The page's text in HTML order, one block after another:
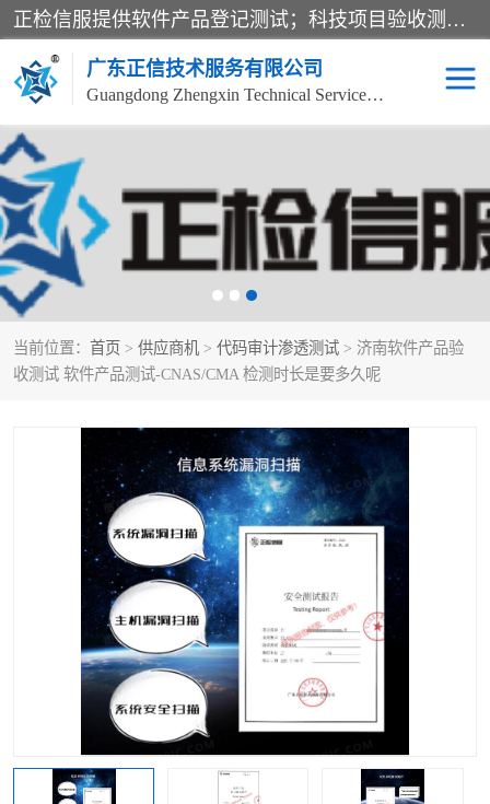
正检信服提供软件产品登记测试；科技项目验收测试；产品确认测试；功能测试；性能测试；安全测试；代码审计测试；漏洞扫描测试；渗透测试；风险评估测试；信息安全等级保护测评；双软认定；实验室建设质量体系建设；软件着作权、软件评测等服务。
广东正信技术服务有限公司
Guangdong Zhengxin Technical Service Co., Ltd
当前位置： 首页 > 供应商机 > 代码审计渗透测试 > 济南软件产品验
收测试 软件产品测试-CNAS/CMA 检测时长是要多久呢
电子政务验收测评 数字信息化验收测评
应用软件系统测试 信息系统漏洞扫描
科技成果鉴定测试
信息安全风险评估 系统性能效率测试